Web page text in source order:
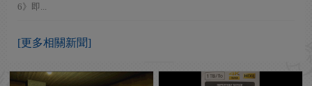
6》即...
[更多相關新聞]